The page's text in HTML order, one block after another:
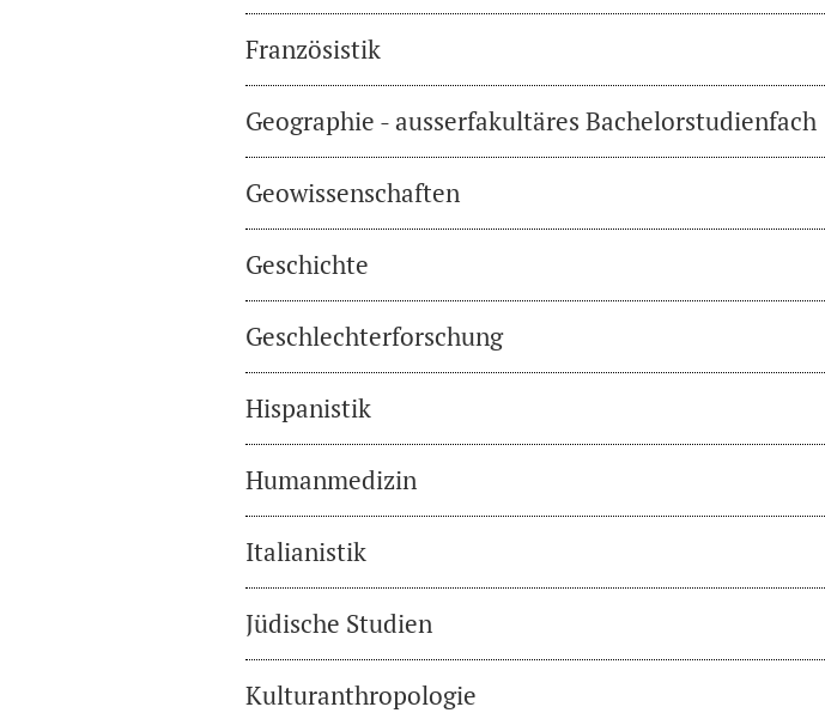
Französistik
Geographie - ausserfakultäres Bachelorstudienfach
Geowissenschaften
Geschichte
Geschlechterforschung
Hispanistik
Humanmedizin
Italianistik
Jüdische Studien
Kulturanthropologie